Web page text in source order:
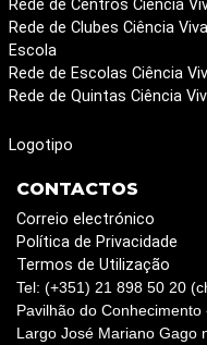
Rede de Centros Ciência
Rede de Clubes Ciência
Escola
Rede de Escolas Ciência
Rede de Quintas Ciência
Logotipo
CONTACTOS
Correio electrónico
Política de Privacidade
Termos de Utilização
Tel: (+351) 21 898 50 20
Pavilhão do
Largo José Mariano Gago